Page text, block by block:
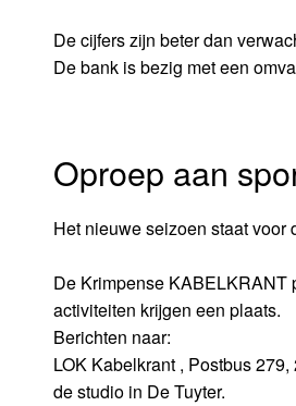
De cijfers zijn beter dan
De bank is bezig met een
Oproep aan
Het nieuwe seizoen staat voor
De Krimpense KABELKRANT
activiteiten krijgen een plaats.
Berichten naar:
LOK Kabelkrant , Postbus
de studio in De Tuyter.